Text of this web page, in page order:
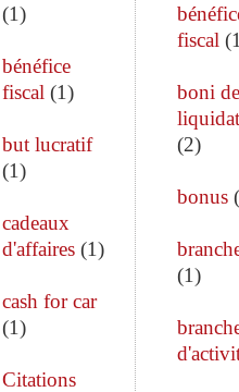
(1)
bénéfice
fiscal (1)
but lucratif
(1)
cadeaux
d'affaires(1)
cash for car
(1)
Citations
fiscal (
boni de
(2)
bonus(
(1)